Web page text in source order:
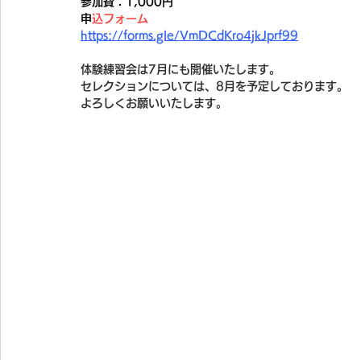
​申込フォーム
https://forms.gle/VmDCdKro4jkJprf99
体験練習会は7月にも開催いたします。
セレクションについては、8月を予定しております。
よろしくお願いいたします。